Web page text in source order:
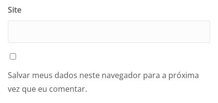
Site
Salvar meus dados neste navegador para a próxima
vez que eu comentar.